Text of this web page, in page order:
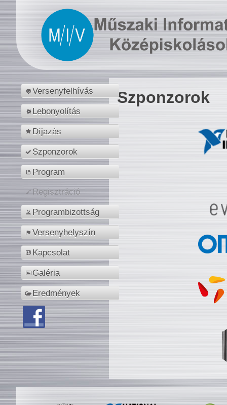
Versenyfelhívás
Lebonyolítás
Díjazás
Szponzorok
Program
Regisztráció
Programbizottság
Versenyhelyszín
Kapcsolat
Galéria
Eredmények
Szponzorok